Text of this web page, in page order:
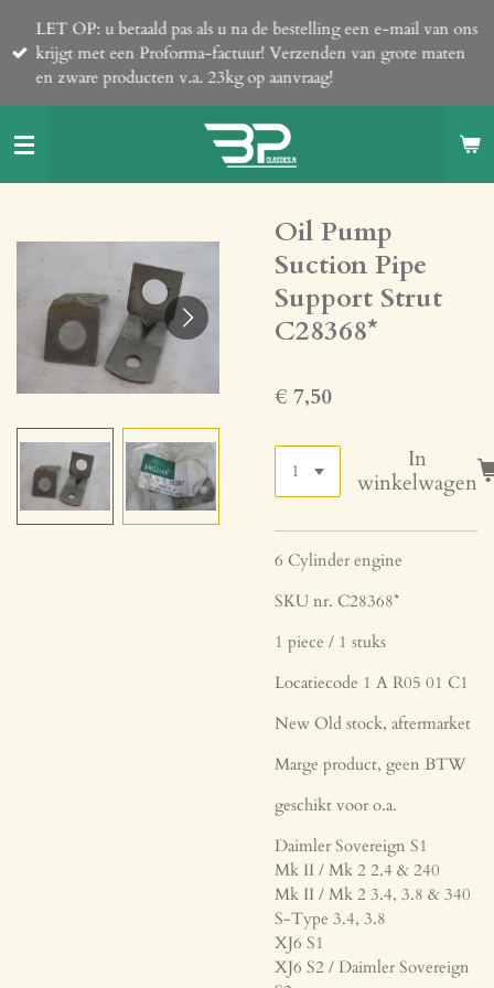
direct
LET OP: u betaald pas als u na de bestelling een e-mail van ons
krijgt met een Proforma-factuur! Verzenden van grote maten
en zware producten v.a. 23kg op aanvraag!
Oil Pump
Suction Pipe
Support Strut
C28368*
€ 7,50
In
winkelwagen
6 Cylinder engine
SKU nr. C28368*
1 piece / 1 stuks
Locatiecode 1 A R05 01 C1
New Old stock, aftermarket
Marge product, geen BTW
geschikt voor o.a.
Daimler Sovereign S1
Mk II / Mk 2 2.4 & 240
Mk II / Mk 2 3.4, 3.8 & 340
S-Type 3.4, 3.8
XJ6 S1
XJ6 S2 / Daimler Sovereign